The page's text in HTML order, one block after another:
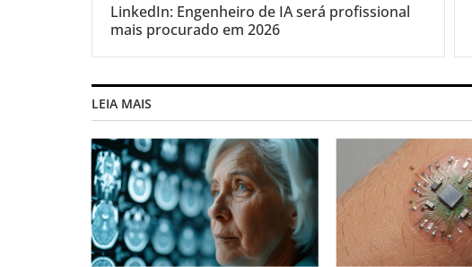
LinkedIn: Engenheiro de IA será profissional
mais procurado em 2026
LEIA MAIS